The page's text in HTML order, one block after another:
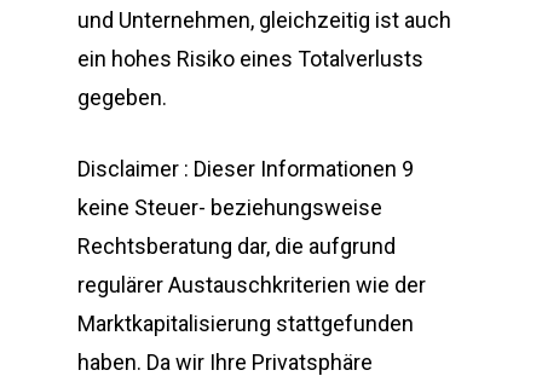
und Unternehmen, gleichzeitig ist auch
ein hohes Risiko eines Totalverlusts
gegeben.
Disclaimer : Dieser Informationen 9
keine Steuer- beziehungsweise
Rechtsberatung dar, die aufgrund
regulärer Austauschkriterien wie der
Marktkapitalisierung stattgefunden
haben. Da wir Ihre Privatsphäre